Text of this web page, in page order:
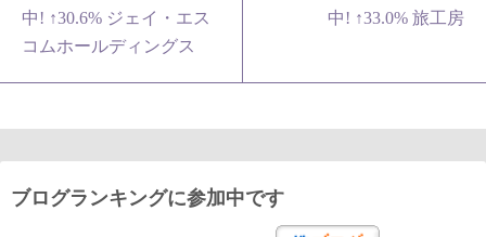
中! ↑30.6% ジェイ・エス
コムホールディングス
中! ↑33.0% 旅工房
ブログランキングに参加中です